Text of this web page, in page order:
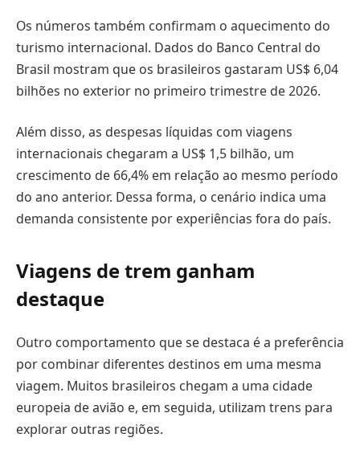
Os números também confirmam o aquecimento do
turismo internacional. Dados do Banco Central do
Brasil mostram que os brasileiros gastaram US$ 6,04
bilhões no exterior no primeiro trimestre de 2026.
Além disso, as despesas líquidas com viagens
internacionais chegaram a US$ 1,5 bilhão, um
crescimento de 66,4% em relação ao mesmo período
do ano anterior. Dessa forma, o cenário indica uma
demanda consistente por experiências fora do país.
Viagens de trem ganham
destaque
Outro comportamento que se destaca é a preferência
por combinar diferentes destinos em uma mesma
viagem. Muitos brasileiros chegam a uma cidade
europeia de avião e, em seguida, utilizam trens para
explorar outras regiões.